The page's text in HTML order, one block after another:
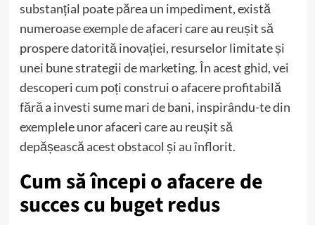
substanțial poate părea un impediment, există
numeroase exemple de afaceri care au reușit să
prospere datorită inovației, resurselor limitate și
unei bune strategii de marketing. În acest ghid, vei
descoperi cum poți construi o afacere profitabilă
fără a investi sume mari de bani, inspirându-te din
exemplele unor afaceri care au reușit să
depășească acest obstacol și au înflorit.
Cum să începi o afacere de
succes cu buget redus